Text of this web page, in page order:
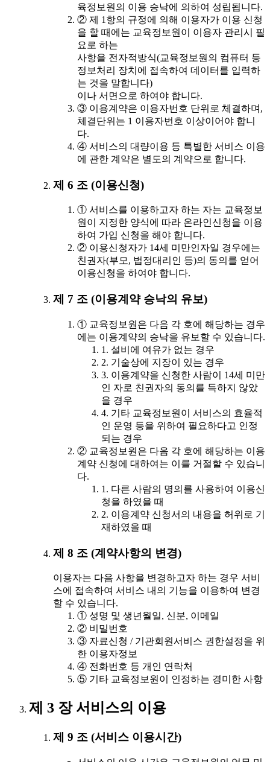
육정보원의 이용 승낙에 의하여 성립됩니다.
② 제 1항의 규정에 의해 이용자가 이용 신청
을 할 때에는 교육정보원이 이용자 관리시 필
요로 하는
사항을 전자적방식(교육정보원의 컴퓨터 등
정보처리 장치에 접속하여 데이터를 입력하
는 것을 말합니다)
이나 서면으로 하여야 합니다.
③ 이용계약은 이용자번호 단위로 체결하며,
체결단위는 1 이용자번호 이상이어야 합니
다.
④ 서비스의 대량이용 등 특별한 서비스 이용
에 관한 계약은 별도의 계약으로 합니다.
제 6 조 (이용신청)
① 서비스를 이용하고자 하는 자는 교육정보
원이 지정한 양식에 따라 온라인신청을 이용
하여 가입 신청을 해야 합니다.
② 이용신청자가 14세 미만인자일 경우에는
친권자(부모, 법정대리인 등)의 동의를 얻어
이용신청을 하여야 합니다.
제 7 조 (이용계약 승낙의 유보)
① 교육정보원은 다음 각 호에 해당하는 경우
에는 이용계약의 승낙을 유보할 수 있습니다.
1. 설비에 여유가 없는 경우
2. 기술상에 지장이 있는 경우
3. 이용계약을 신청한 사람이 14세 미만
인 자로 친권자의 동의를 득하지 않았
을 경우
4. 기타 교육정보원이 서비스의 효율적
인 운영 등을 위하여 필요하다고 인정
되는 경우
② 교육정보원은 다음 각 호에 해당하는 이용
계약 신청에 대하여는 이를 거절할 수 있습니
다.
1. 다른 사람의 명의를 사용하여 이용신
청을 하였을 때
2. 이용계약 신청서의 내용을 허위로 기
재하였을 때
제 8 조 (계약사항의 변경)
이용자는 다음 사항을 변경하고자 하는 경우 서비
스에 접속하여 서비스 내의 기능을 이용하여 변경
할 수 있습니다.
① 성명 및 생년월일, 신분, 이메일
② 비밀번호
③ 자료신청 / 기관회원서비스 권한설정을 위
한 이용자정보
④ 전화번호 등 개인 연락처
⑤ 기타 교육정보원이 인정하는 경미한 사항
제 3 장 서비스의 이용
제 9 조 (서비스 이용시간)